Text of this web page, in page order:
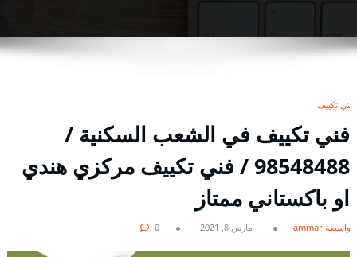
فني تكييف
فني تكييف في الشعب السكنية /
98548488 / فني تكييف مركزي هندي
او باكستاني ممتاز
بواسطة ammar مارس 8, 2021 0